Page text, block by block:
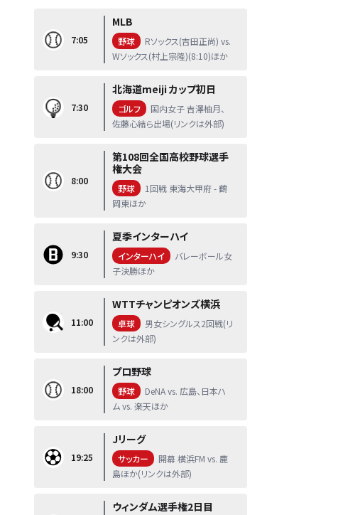
7:05
MLB
野球
Rソックス(吉田正尚) vs.
Wソックス(村上宗隆)(8:10)ほか
7:30
北海道meiji カップ初日
ゴルフ
国内女子 吉澤柚月、
佐藤心結ら出場(リンクは外部)
8:00
第108回全国高校野球選手
権大会
野球
1回戦 東海大甲府 - 鶴
岡東ほか
9:30
夏季インターハイ
インターハイ
バレーボール女
子決勝ほか
11:00
WTTチャンピオンズ横浜
卓球
男女シングルス2回戦(リ
ンクは外部)
18:00
プロ野球
野球
DeNA vs. 広島、日本ハ
ム vs. 楽天ほか
19:25
Jリーグ
サッカー
開幕 横浜FM vs. 鹿
島ほか(リンクは外部)
ウィンダム選手権2日目